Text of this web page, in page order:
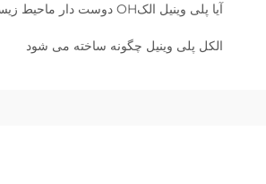
آیا پلی وینیل الکOH دوست دار ماحیط زیست است
الکل پلی وینیل چگونه ساخته می شود